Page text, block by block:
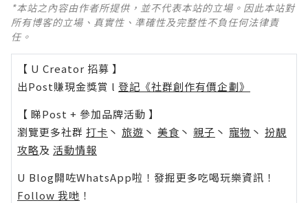
*本站之內容由作者所提供，並不代表本站的立場。因此本站對
所有博客的立場、真實性、準確性及完整性不負任何法律責
任。
【 U Creator 招募 】
出Post賺現金獎賞 l 登記《社群創作有價企劃》
【 睇Post + 參加品牌活動 】
瀏覽更多社群 打卡 丶 旅遊 丶 美食 丶 親子 丶 寵物 丶 扮靚
攻略及 活動情報
U Blog開咗WhatsApp啦！發掘更多吃喝玩樂資訊！
Follow 我哋 ！